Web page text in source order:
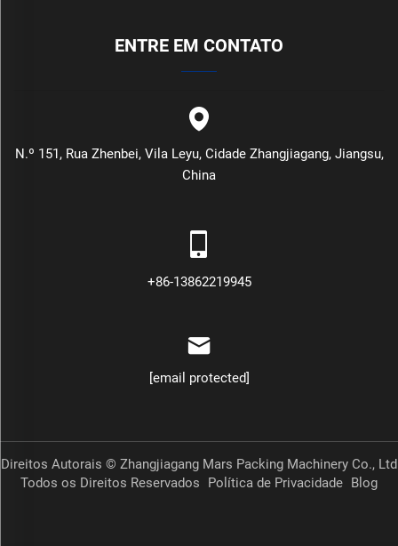
ENTRE EM CONTATO
N.º 151, Rua Zhenbei, Vila Leyu, Cidade Zhangjiagang, Jiangsu,
China
+86-13862219945
[email protected]
Direitos Autorais © Zhangjiagang Mars Packing Machinery Co., Ltd
Todos os Direitos Reservados
Política de Privacidade Blog